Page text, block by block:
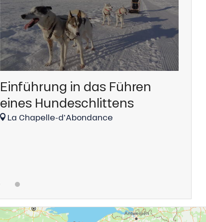
Einführung in das Führen
eines Hundeschlittens
La Chapelle-d'Abondance